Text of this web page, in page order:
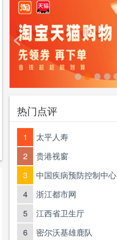
<
热门点评
1 太平人寿
2 贵港视窗
3 中国疾病预防控制中心
4 浙江都市网
5 江西省卫生厅
6 密尔沃基雄鹿队